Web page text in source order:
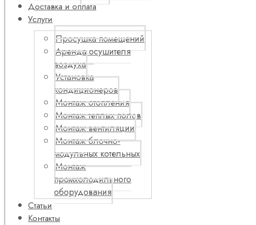
Доставка и оплата
Услуги
Просушка помещений
Аренда осушителя
воздуха
Установка
кондиционеров
Монтаж отопления
Монтаж теплых полов
Монтаж вентиляции
Монтаж блочно-
модульных котельных
Монтаж
промхолодильного
оборудования
Статьи
Контакты